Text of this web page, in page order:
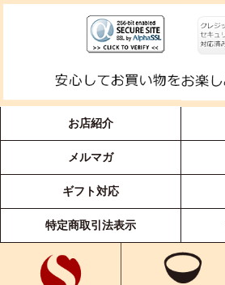
お店紹介
メルマガ
ギフト対応
特定商取引法表示